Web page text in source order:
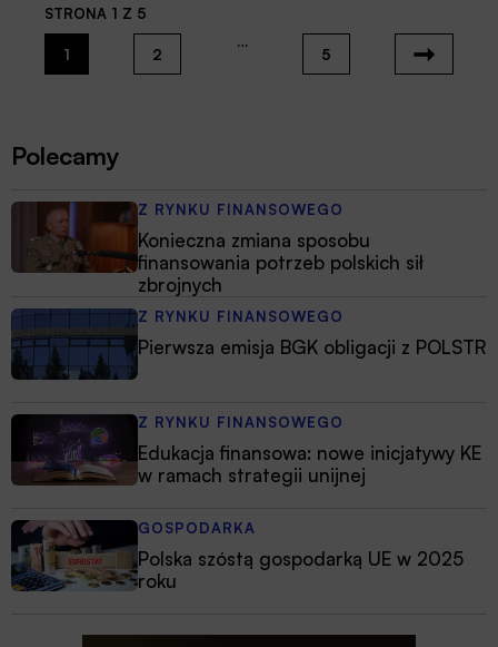
zaawansowanych rozwiązań teleinformatycznych
ułatwiających wykonywanie zadań nakładanych przez
ustawodawcę i nadzór, banki mają szansę wykorzystać
regulacyjne tsunami dla zwiększenia konkurencyjności i
narzędzie służące udostępnianiu dokumentów online,
stanowi doskonały przykład realizacji idei RegTech w
STRONA 1 Z 5
1 2
…
5
Polecamy
Z RYNKU FINANSOWEGO
Konieczna zmiana sposobu
finansowania potrzeb polskich sił
zbrojnych
Z RYNKU FINANSOWEGO
Pierwsza emisja BGK obligacji z POLSTR
Z RYNKU FINANSOWEGO
Edukacja finansowa: nowe inicjatywy KE
w ramach strategii unijnej
GOSPODARKA
Polska szóstą gospodarką UE w 2025
roku